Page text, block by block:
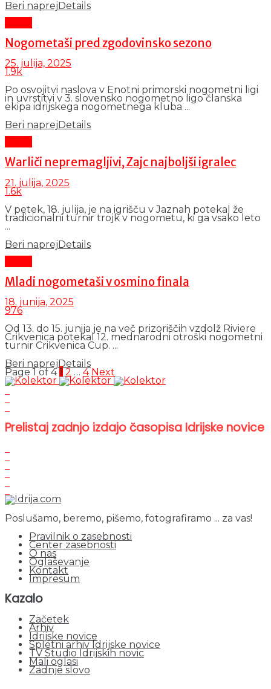
Beri naprejDetails
Nogometaši pred zgodovinsko sezono
25. julija, 2025
1.9k
Po osvojitvi naslova v Enotni primorski nogometni ligi
in uvrstitvi v 3. slovensko nogometno ligo članska
ekipa idrijskega nogometnega kluba ...
Beri naprej Details
Warliči nepremagljivi, Zajc najboljši igralec
21. julija, 2025
1.6k
V petek, 18. julija, je na igrišču v Jaznah potekal že
tradicionalni turnir trojk v nogometu, ki ga vsako leto
...
Beri naprejDetails
Mladi nogometaši v osmino finala
18. junija, 2025
976
Od 13. do 15. junija je na več prizoriščih vzdolž Riviere
Crikvenica potekal 12. mednarodni otroški nogometni
turnir Crikvenica Cup. ...
Beri naprejDetails
Page 1 of 4 1 2 … 4 Next
Prelistaj zadnjo izdajo časopisa Idrijske novice
Poslušamo, beremo, pišemo, fotografiramo ... za vas!
Pravilnik o zasebnosti
Center zasebnosti
O nas
Oglaševanje
Kontakt
Impresum
Kazalo
Začetek
Arhiv
Idrijske novice
Spletni arhiv Idrijske novice
TV Studio Idrijskih novic
Mali oglasi
Zadnje slovo